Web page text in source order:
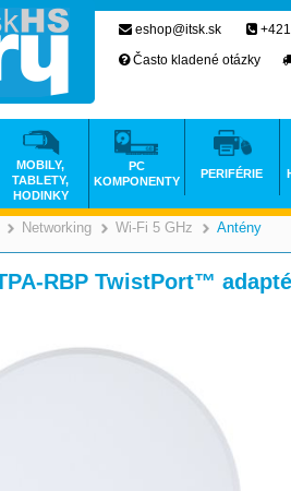
>
Networking >
Wi-Fi 5 GHz Antény
RBP TwistPort™
eshop@itsk.sk
Často kladené otázky
MOBILY,
TABLETY,
HODINKY
PC
KOMPONENTY
PERIFÉRIE